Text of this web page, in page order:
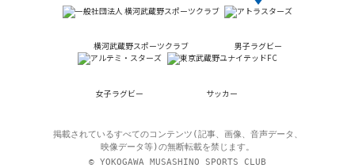
横河武蔵野スポーツクラブ 男子ラグビー
女子ラグビー サッカー
掲載されているすべてのコンテンツ(記事、画像、音声データ、
映像データ等)の無断転載を禁じます。
© YOKOGAWA MUSASHINO SPORTS CLUB